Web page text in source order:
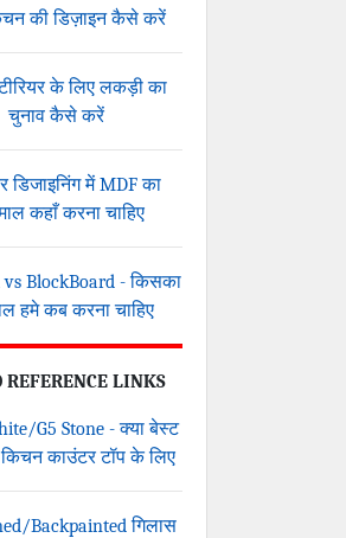
की डिज़ाइन कैसे करें
के लिए लकड़ी का
चुनाव कैसे करें
डिजाइनिंग में MDF का
कहाँ करना चाहिए
BlockBoard - किसका
हमे कब करना चाहिए
REFERENCE LINKS
G5 Stone - क्या बेस्ट
काउंटर टॉप के लिए
Backpainted गिलास